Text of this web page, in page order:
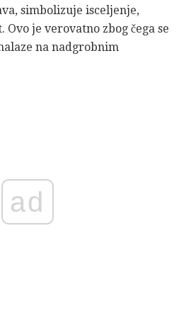
simbolizuje isceljenje,
je verovatno zbog čega se
na nadgrobnim
ad